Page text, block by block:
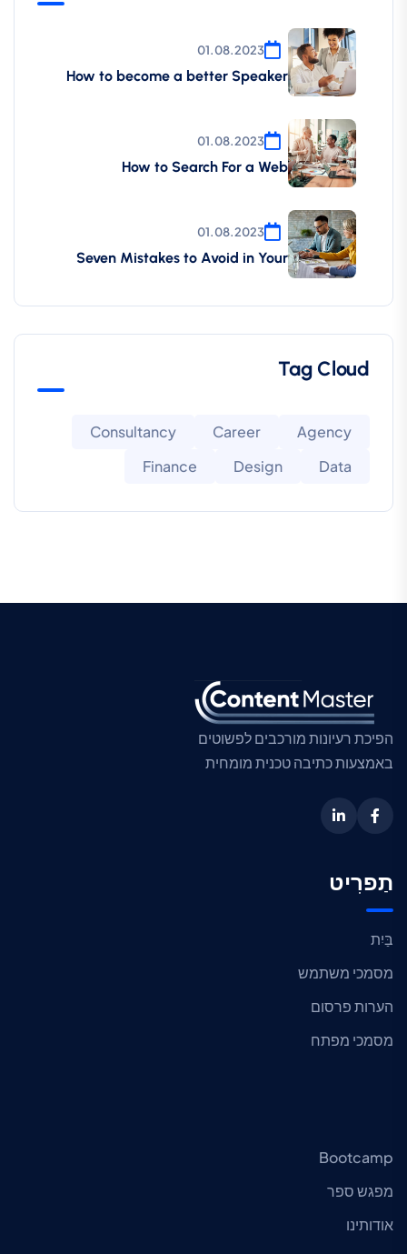
01.08.2023
How to become a better Speaker
01.08.2023
How to Search For a Web
01.08.2023
Seven Mistakes to Avoid in Your
Tag Cloud
Agency
Career
Consultancy
Data
Design
Finance
הפיכת רעיונות מורכבים לפשוטים
באמצעות כתיבה טכנית מומחית
תַפרִיט
בַּיִת
מסמכי משתמש
הערות פרסום
מסמכי מפתח
Bootcamp
מפגש ספר
אודותינו